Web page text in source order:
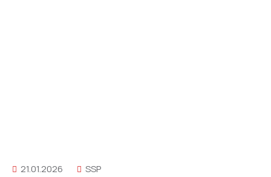
21.01.2026
SSP